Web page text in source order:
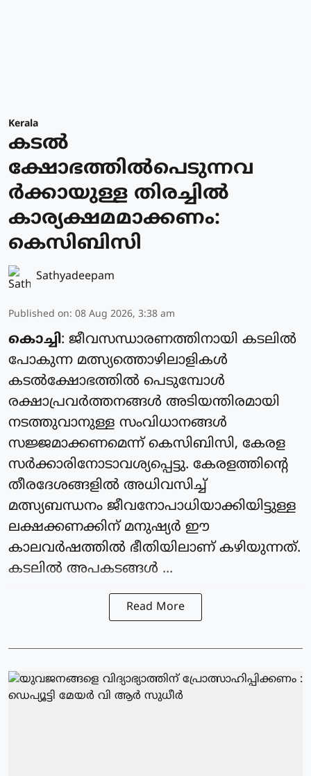
Kerala
കടല്‍
ക്ഷോഭത്തില്‍പെടുന്നവ
ര്‍ക്കായുള്ള തിരച്ചില്‍
കാര്യക്ഷമമാക്കണം:
കെസിബിസി
Sathyadeepam
Published on: 08 Aug 2026, 3:38 am
കൊച്ചി: ജീവസന്ധാരണത്തിനായി കടലില്‍
പോകുന്ന മത്സ്യത്തൊഴിലാളികള്‍
കടല്‍ക്ഷോഭത്തില്‍ പെടുമ്പോള്‍
രക്ഷാപ്രവര്‍ത്തനങ്ങള്‍ അടിയന്തിരമായി
നടത്തുവാനുള്ള സംവിധാനങ്ങള്‍
സജ്ജമാക്കണമെന്ന് കെസിബിസി, കേരള
സര്‍ക്കാരിനോടാവശ്യപ്പെട്ടു. കേരളത്തിന്റെ
തീരദേശങ്ങളില്‍ അധിവസിച്ച്
മത്സ്യബന്ധനം ജീവനോപാധിയാക്കിയിട്ടുള്ള
ലക്ഷക്കണക്കിന് മനുഷ്യര്‍ ഈ
കാലവര്‍ഷത്തില്‍ ഭീതിയിലാണ് കഴിയുന്നത്.
കടലില്‍ അപകടങ്ങള്‍ ...
Read More